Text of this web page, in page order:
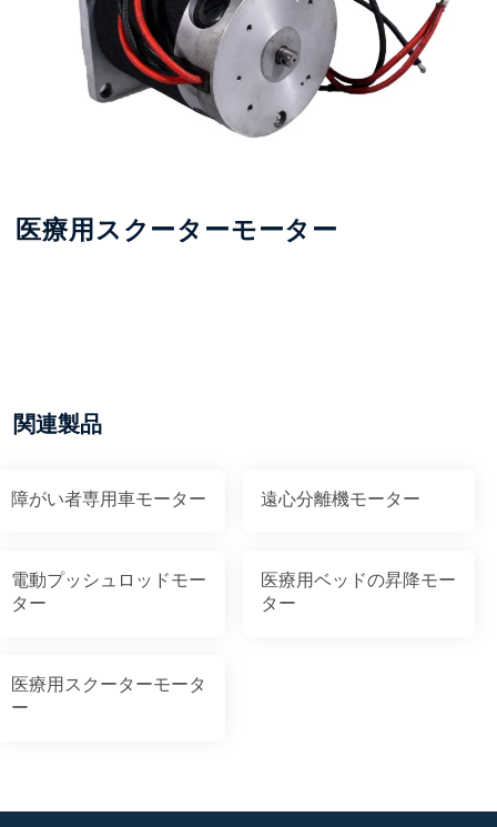
医療用スクーターモーター
関連製品
障がい者専用車モーター 遠心分離機モーター
電動プッシュロッドモー
ター
医療用ベッドの昇降モー
ター
医療用スクーターモータ
ー